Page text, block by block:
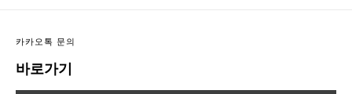
카카오톡 문의
바로가기